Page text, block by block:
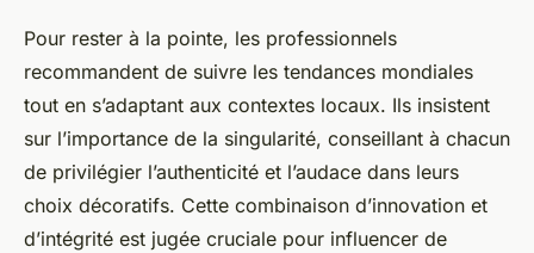
Pour rester à la pointe, les professionnels
recommandent de suivre les tendances mondiales
tout en s’adaptant aux contextes locaux. Ils insistent
sur l’importance de la singularité, conseillant à chacun
de privilégier l’authenticité et l’audace dans leurs
choix décoratifs. Cette combinaison d’innovation et
d’intégrité est jugée cruciale pour influencer de